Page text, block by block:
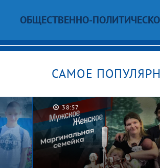
ОБЩЕСТВЕННО-
САМОЕ
38:57